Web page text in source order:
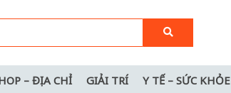
– ĐỊA CHỈ GIẢI TRÍ Y TẾ – SỨC KHỎE